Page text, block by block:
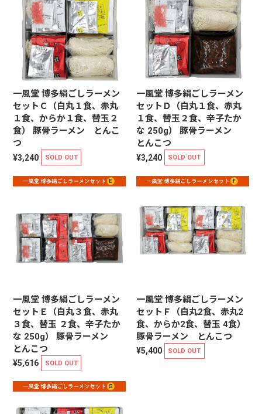
一風堂 博多絹ごしラーメン
セットＣ（白丸１食、赤丸
１食、からか１食、替玉２
食） 豚骨ラーメン とんこ
つ
¥3,240 SOLD OUT
一風堂 博多絹ごしラーメン
セットＤ（白丸１食、赤丸
１食、替玉２食、辛子たか
な 250g） 豚骨ラーメン
とんこつ
¥3,240 SOLD OUT
一風堂 博多絹ごしラーメン
セットＥ（白丸３食、赤丸
３食、替玉 ２食、辛子たか
な 250g） 豚骨ラーメン
とんこつ
¥5,616 SOLD OUT
一風堂 博多絹ごしラーメン
セットＦ（白丸2食、赤丸2
食、からか2食、替玉 4食）
豚骨ラーメン とんこつ
¥5,400 SOLD OUT